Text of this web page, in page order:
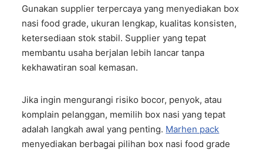
Gunakan supplier terpercaya yang menyediakan box
nasi food grade, ukuran lengkap, kualitas konsisten,
ketersediaan stok stabil. Supplier yang tepat
membantu usaha berjalan lebih lancar tanpa
kekhawatiran soal kemasan.
Jika ingin mengurangi risiko bocor, penyok, atau
komplain pelanggan, memilih box nasi yang tepat
adalah langkah awal yang penting. Marhen pack
menyediakan berbagai pilihan box nasi food grade